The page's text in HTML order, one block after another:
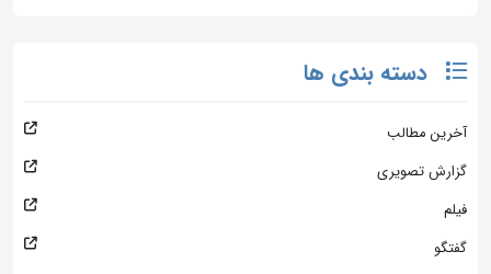
دسته بندی ها
آخرین مطالب
گزارش تصویری
فیلم
گفتگو